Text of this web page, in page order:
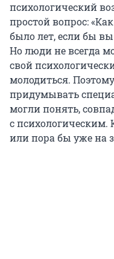
психологический
простой вопрос:
было лет, если бы вы
Но люди не всегда
свой
молодиться.
придумывать
могли понять,
с психологическим.
или пора бы уже на